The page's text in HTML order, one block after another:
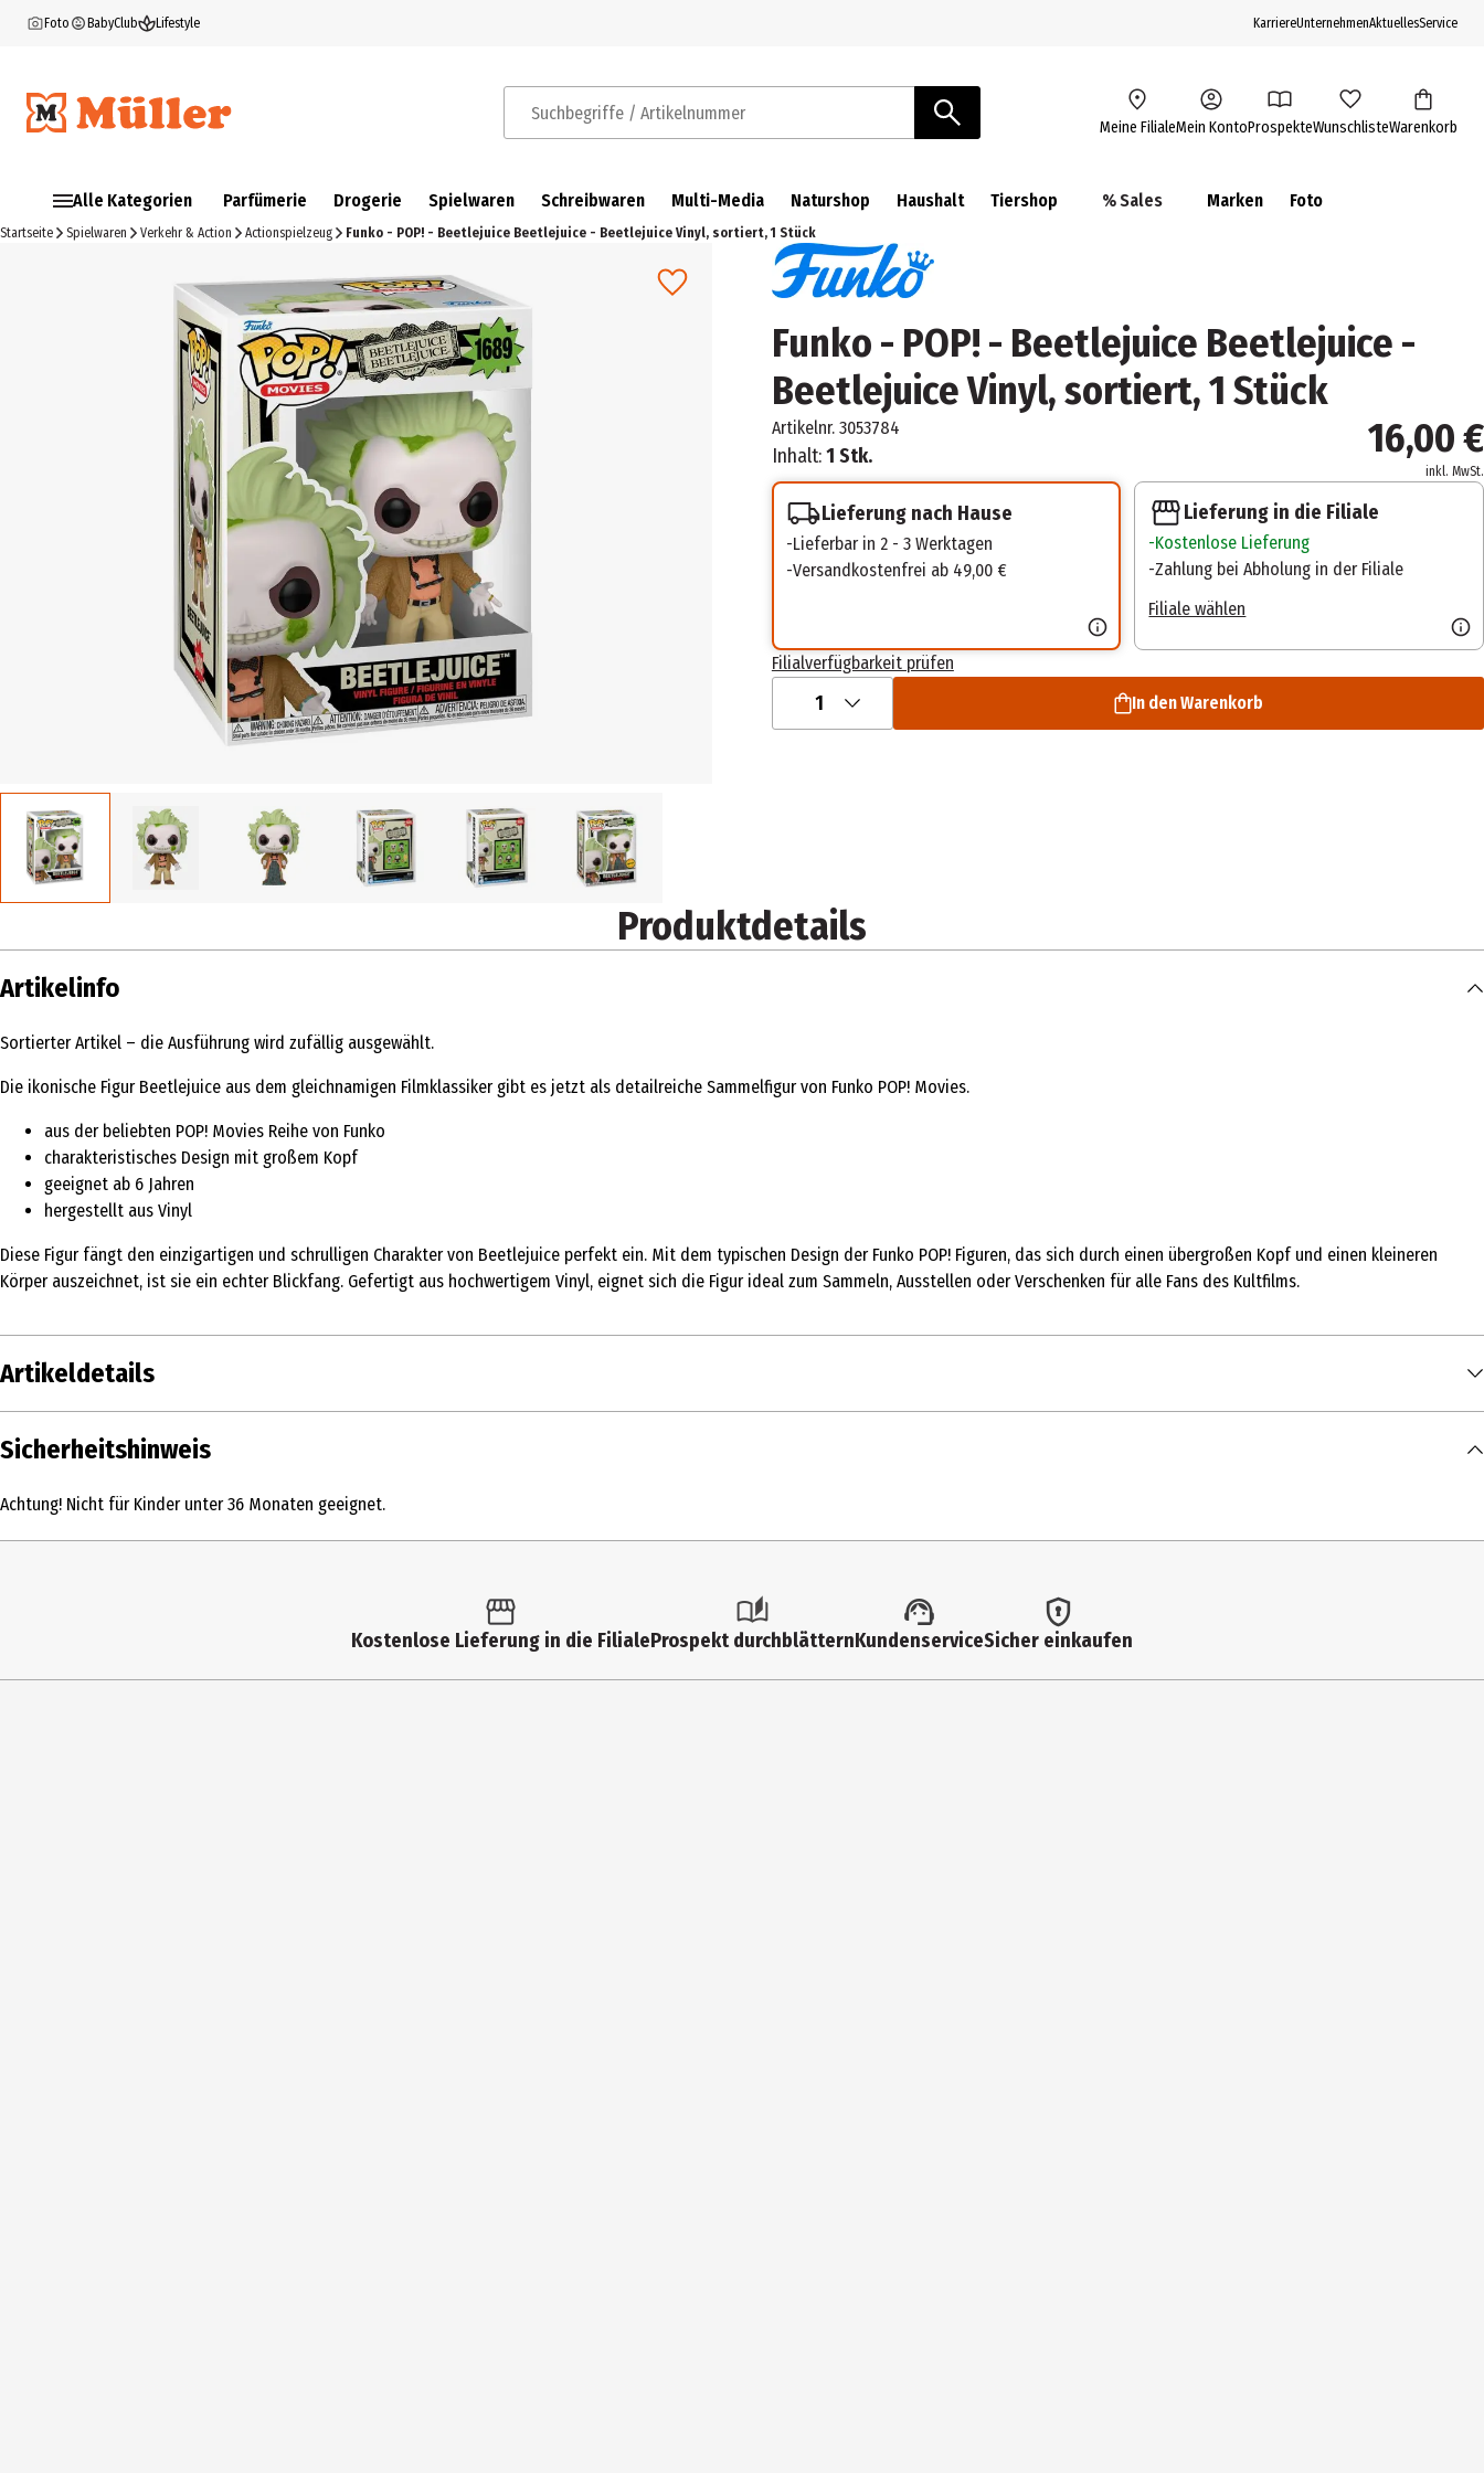
Foto BabyClub Lifestyle KarriereUnternehmenAktuellesService
Suchbegriffe / Artikelnummer Meine FilialeMein KontoProspekteWunschlisteWarenkorb
Alle Kategorien Parfümerie Drogerie Spielwaren Schreibwaren Multi-Media Naturshop Haushalt Tiershop % Sales Marken Foto
Startseite Spielwaren Verkehr & Action Actionspielzeug Funko - POP! - Beetlejuice Beetlejuice - Beetlejuice Vinyl, sortiert, 1 Stück
Funko - POP! - Beetlejuice Beetlejuice -
Beetlejuice Vinyl, sortiert, 1 Stück
Artikelnr. 3053784
Inhalt:1 Stk. 16,00 €
inkl. MwSt.
Lieferung nach Hause
Lieferbar in 2 - 3 Werktagen
Versandkostenfrei ab 49,00 €
Lieferung in die Filiale
Kostenlose Lieferung
Zahlung bei Abholung in der Filiale
Filiale wählen
Filialverfügbarkeit prüfen
1 In den Warenkorb
Produktdetails
Artikelinfo
Sortierter Artikel – die Ausführung wird zufällig ausgewählt.
Die ikonische Figur Beetlejuice aus dem gleichnamigen Filmklassiker gibt es jetzt als detailreiche Sammelfigur von Funko POP! Movies.
aus der beliebten POP! Movies Reihe von Funko
charakteristisches Design mit großem Kopf
geeignet ab 6 Jahren
hergestellt aus Vinyl
Diese Figur fängt den einzigartigen und schrulligen Charakter von Beetlejuice perfekt ein. Mit dem typischen Design der Funko POP! Figuren, das sich durch einen übergroßen Kopf und einen kleineren
Körper auszeichnet, ist sie ein echter Blickfang. Gefertigt aus hochwertigem Vinyl, eignet sich die Figur ideal zum Sammeln, Ausstellen oder Verschenken für alle Fans des Kultfilms.
Artikeldetails
Inhalt
Sicherheitshinweis
Achtung! Nicht für Kinder unter 36 Monaten geeignet.
Kostenlose Lieferung in die FilialeProspekt durchblätternKundenserviceSicher einkaufen